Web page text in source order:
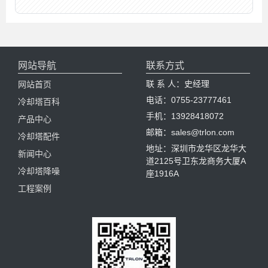
网站导航
网站首页
冷却塔百科
产品中心
冷却塔配件
新闻中心
冷却塔降噪
工程案例
联系方式
联 系 人：史经理
电话：0755-23777461
手机：13928418072
邮箱：sales@trlon.com
地址：深圳市龙华区龙华大
道2125号卫东龙商务大厦A
座1916A